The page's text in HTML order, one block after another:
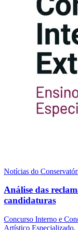
Notícias do
Análise das
candidaturas
Concurso Interno e
Artístico Especializado.